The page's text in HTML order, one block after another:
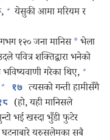
+ येसुकी आमा मरियम र
१२० जना मानिस *भेला
पवित्र शक्‍तिद्वारा भनेको
गरेका थिए, +
+ १७ त्यसको गन्ती हामीसँगै
(हो, यही मानिसले
भई खस्दा भुँडी फुटेर
यरुसलेमका सबै